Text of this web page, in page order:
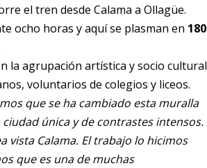
el tren desde Calama a Ollagüe.
ocho horas y aquí se plasman en 180
la agrupación artística y socio cultural
voluntarios de colegios y liceos.
que se ha cambiado esta muralla
única y de contrastes intensos.
vista Calama. El trabajo lo hicimos
que es una de muchas